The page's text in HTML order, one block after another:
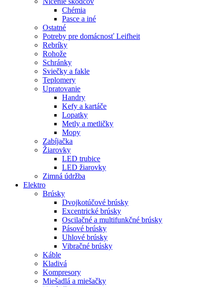
Chémia
Pasce a iné
Ostatné
Potreby pre domácnosť Leifheit
Rebríky
Rohože
Schránky
Sviečky a fakle
Teplomery
Upratovanie
Handry
Kefy a kartáče
Lopatky
Metly a metličky
Mopy
Zabíjačka
Žiarovky
LED trubice
LED žiarovky
Zimná údržba
Elektro
Brúsky
Dvojkotúčové brúsky
Excentrické brúsky
Oscilačné a multifunkčné brúsky
Pásové brúsky
Uhlové brúsky
Vibračné brúsky
Káble
Kladivá
Kompresory
Miešadlá a miešačky